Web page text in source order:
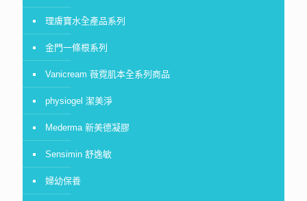
理膚寶水全產品系列
金門一條根系列
Vanicream 薇霓肌本全系列商品
physiogel 潔美淨
Mederma 新美德凝膠
Sensimin 舒逸敏
婦幼保養